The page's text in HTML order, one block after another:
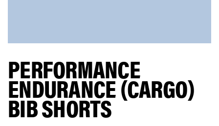
PERFORMANCE
ENDURANCE (CARGO)
BIB SHORTS